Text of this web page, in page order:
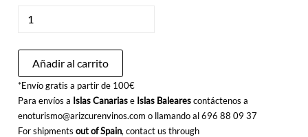
2023
cantidad
Añadir al carrito
*Envío gratis a partir de 100€
Para envíos a Islas Canariase Islas Balearescontáctenos a
enoturismo@arizcurenvinos.com o llamando al696 88 09 37
For shipmentsout of Spain, contact us through